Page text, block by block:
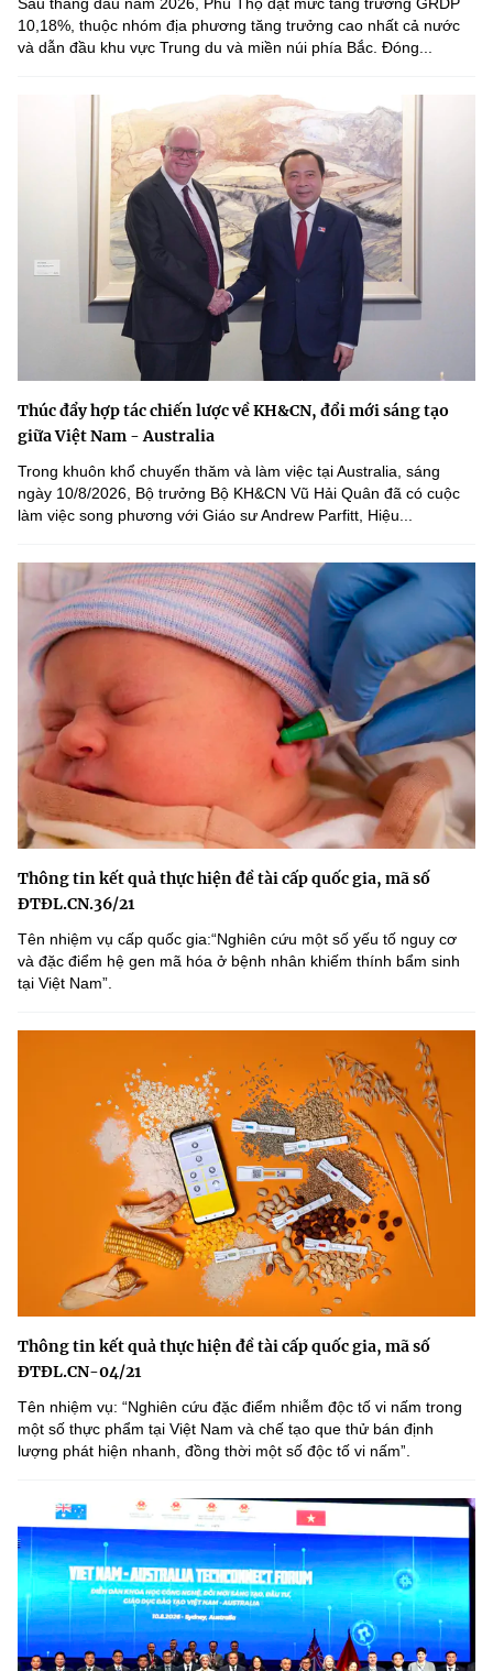
Sáu tháng đầu năm 2026, Phú Thọ đạt mức tăng trưởng GRDP
10,18%, thuộc nhóm địa phương tăng trưởng cao nhất cả nước
và dẫn đầu khu vực Trung du và miền núi phía Bắc. Đóng...
Thúc đẩy hợp tác chiến lược về KH&CN, đổi mới sáng tạo
giữa Việt Nam - Australia
Trong khuôn khổ chuyến thăm và làm việc tại Australia, sáng
ngày 10/8/2026, Bộ trưởng Bộ KH&CN Vũ Hải Quân đã có cuộc
làm việc song phương với Giáo sư Andrew Parfitt, Hiệu...
Thông tin kết quả thực hiện đề tài cấp quốc gia, mã số
ĐTĐL.CN.36/21
Tên nhiệm vụ cấp quốc gia:“Nghiên cứu một số yếu tố nguy cơ
và đặc điểm hệ gen mã hóa ở bệnh nhân khiếm thính bẩm sinh
tại Việt Nam”.
Thông tin kết quả thực hiện đề tài cấp quốc gia, mã số
ĐTĐL.CN-04/21
Tên nhiệm vụ: “Nghiên cứu đặc điểm nhiễm độc tố vi nấm trong
một số thực phẩm tại Việt Nam và chế tạo que thử bán định
lượng phát hiện nhanh, đồng thời một số độc tố vi nấmˮ.